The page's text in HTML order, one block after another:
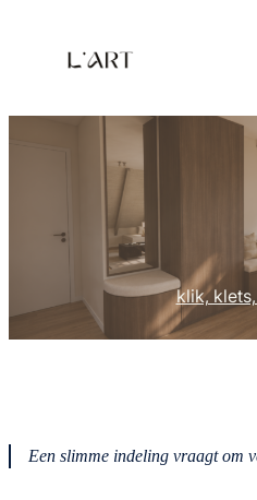
klik,
Een slimme indeling vraagt om